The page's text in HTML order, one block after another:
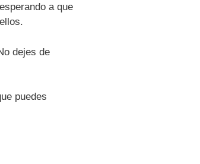
a que
dejes de
puedes